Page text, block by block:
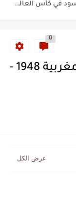
وهبي: فخور بما قدمه الأسود في كأس العالم.. والإقصاء لن...
نزهة بدوان.. أسطورة مغربية خلدت اسمها في تاريخ ألعاب القوى
كتاب جديد لدريانكور يفضح أساطير وخزعبلات نظام العسكر ويعيد قراءة...
0
النقود والعملات الورقية المغربية 1948 -